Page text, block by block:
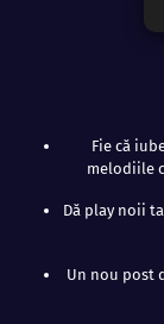
Fie că
melodiile
Dă play noii
Un nou post